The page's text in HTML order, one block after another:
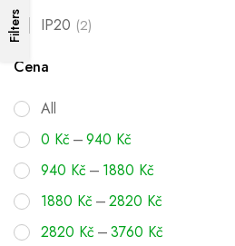
IP20 (2)
Cena
All
0 Kč –940 Kč
940 Kč – 1880 Kč
1880 Kč –2820 Kč
2820 Kč –3760 Kč
Filters